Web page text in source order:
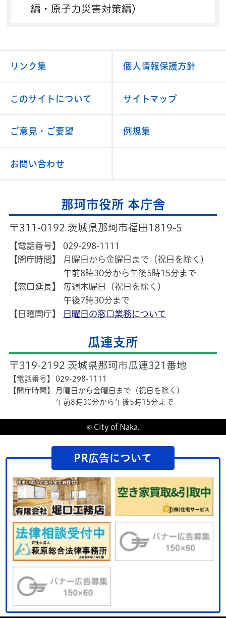
編・原子力災害対策編）
リンク集 個人情報保護方針
このサイトについて サイトマップ
ご意見・ご要望 例規集
お問い合わせ
那珂市役所 本庁舎
〒311-0192 茨城県那珂市福田1819-5
【電話番号】
029-298-1111
【開庁時間】
月曜日から金曜日まで（祝日を除く）
午前8時30分から午後5時15分まで
【窓口延長】
毎週木曜日（祝日を除く）
午後7時30分まで
【日曜開庁】
日曜日の窓口業務について
瓜連支所
〒319-2192 茨城県那珂市瓜連321番地
【電話番号】
029-298-1111
【開庁時間】
月曜日から金曜日まで（祝日を除く）
午前8時30分から午後5時15分まで
© City of Naka.
PR広告について